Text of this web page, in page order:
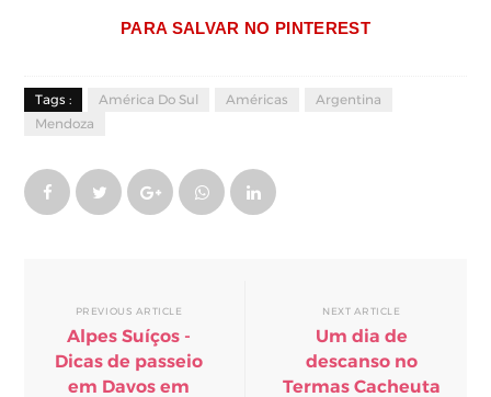
PARA SALVAR NO PINTEREST
Tags : América Do Sul Américas
Argentina
Mendoza
PREVIOUS ARTICLE
Alpes Suíços -
Dicas de passeio
em Davos em
NEXT ARTICLE
Um dia de
descanso no
Termas Cacheuta